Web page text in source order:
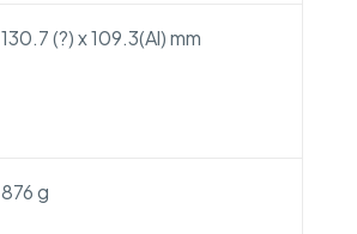
130.7 (?) x 109.3(Al) mm
876 g